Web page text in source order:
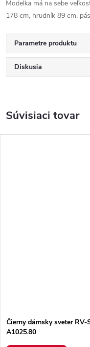
Modelka má na sebe
178 cm, hrudník 89 cm,
Parametre produktu
Diskusia
Súvisiaci tovar
Čierny dámsky sveter RV-
A1025.80